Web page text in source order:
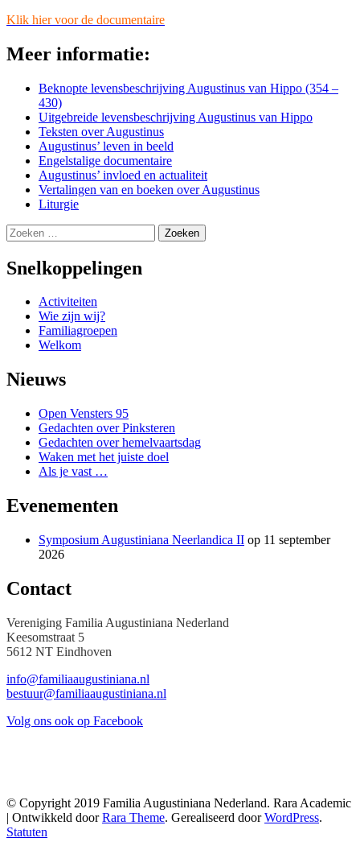
Klik hier voor de documentaire
Meer informatie:
Beknopte levensbeschrijving Augustinus van Hippo (354 –
430)
Uitgebreide levensbeschrijving Augustinus van Hippo
Teksten over Augustinus
Augustinus’ leven in beeld
Engelstalige documentaire
Augustinus’ invloed en actualiteit
Vertalingen van en boeken over Augustinus
Liturgie
Zoeken
naar:
Snelkoppelingen
Activiteiten
Wie zijn wij?
Familiagroepen
Welkom
Nieuws
Open Vensters 95
Gedachten over Pinksteren
Gedachten over hemelvaartsdag
Waken met het juiste doel
Als je vast …
Evenementen
Symposium Augustiniana Neerlandica II op 11 september
2026
Contact
Vereniging Familia Augustiniana Nederland
Keesomstraat 5
5612 NT Eindhoven
info@familiaaugustiniana.nl
bestuur@familiaaugustiniana.nl
Volg ons ook op Facebook
© Copyright 2019 Familia Augustiniana Nederland. Rara Academic
| Ontwikkeld doorRara Theme. Gerealiseerd doorWordPress.
Statuten